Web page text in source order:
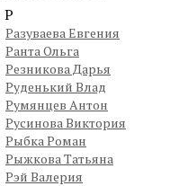
Р
Разуваева Евгения
Ранта Ольга
Резникова Дарья
Руденький Влад
Румянцев Антон
Русинова Виктория
Рыбка Роман
Рыжкова Татьяна
Рэй Валерия